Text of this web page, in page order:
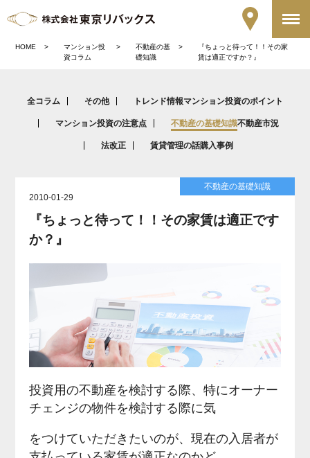
HOME
マンション投
資コラム
不動産の基
礎知識
『ちょっと待って！！その家
賃は適正ですか？』
全コラム その他 トレンド情報マンション投資のポイント
マンション投資の注意点 不動産の基礎知識不動産市況
法改正 賃貸管理の話購入事例
不動産の基礎知識
2010-01-29
『ちょっと待って！！その家賃は適正です
か？』
投資用の不動産を検討する際、特にオーナー
チェンジの物件を検討する際に気
をつけていただきたいのが、現在の入居者が